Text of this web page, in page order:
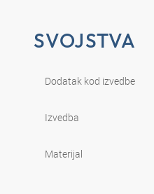
SVOJSTVA
Dodatak kod izvedbe
Izvedba
Materijal